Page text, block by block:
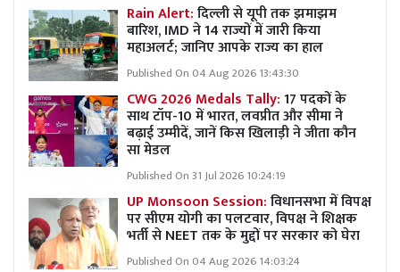
Rain Alert:दिल्ली से यूपी तक झमाझम
बारिश, IMD ने 14 राज्यों में जारी किया
महाअलर्ट; जानिए आपके राज्य का हाल
Published On 04 Aug 2026 13:43:30
CWG 2026 Medals Tally:17 पदकों के
साथ टॉप-10 में भारत, लवप्रीत और सीमा ने
बढ़ाई उम्मीदें, जानें किस खिलाड़ी ने जीता कौन
सा मेडल
Published On 31 Jul 2026 10:24:19
UP Monsoon Session:विधानसभा में विपक्ष
पर सीएम योगी का पलटवार, विपक्ष ने शिक्षक
भर्ती से NEET तक के मुद्दों पर सरकार को घेरा
Published On 04 Aug 2026 14:03:24